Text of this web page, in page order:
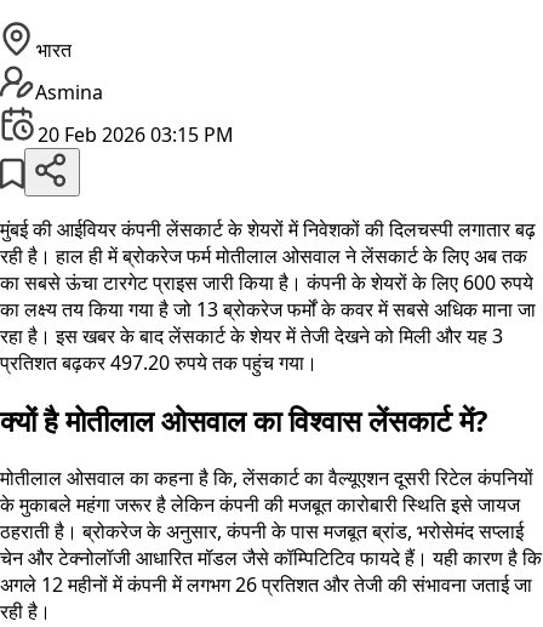
भारत
Asmina
20 Feb 2026 03:15 PM
मुंबई की आईवियर कंपनी लेंसकार्ट के शेयरों में निवेशकों की दिलचस्पी लगातार बढ़
रही है। हाल ही में ब्रोकरेज फर्म मोतीलाल ओसवाल ने लेंसकार्ट के लिए अब तक
का सबसे ऊंचा टारगेट प्राइस जारी किया है। कंपनी के शेयरों के लिए 600 रुपये
का लक्ष्य तय किया गया है जो 13 ब्रोकरेज फर्मों के कवर में सबसे अधिक माना जा
रहा है। इस खबर के बाद लेंसकार्ट के शेयर में तेजी देखने को मिली और यह 3
प्रतिशत बढ़कर 497.20 रुपये तक पहुंच गया।
क्यों है मोतीलाल ओसवाल का विश्वास लेंसकार्ट में?
मोतीलाल ओसवाल का कहना है कि, लेंसकार्ट का वैल्यूएशन दूसरी रिटेल कंपनियों
के मुकाबले महंगा जरूर है लेकिन कंपनी की मजबूत कारोबारी स्थिति इसे जायज
ठहराती है। ब्रोकरेज के अनुसार, कंपनी के पास मजबूत ब्रांड, भरोसेमंद सप्लाई
चेन और टेक्नोलॉजी आधारित मॉडल जैसे कॉम्पिटिटिव फायदे हैं। यही कारण है कि
अगले 12 महीनों में कंपनी में लगभग 26 प्रतिशत और तेजी की संभावना जताई जा
रही है।